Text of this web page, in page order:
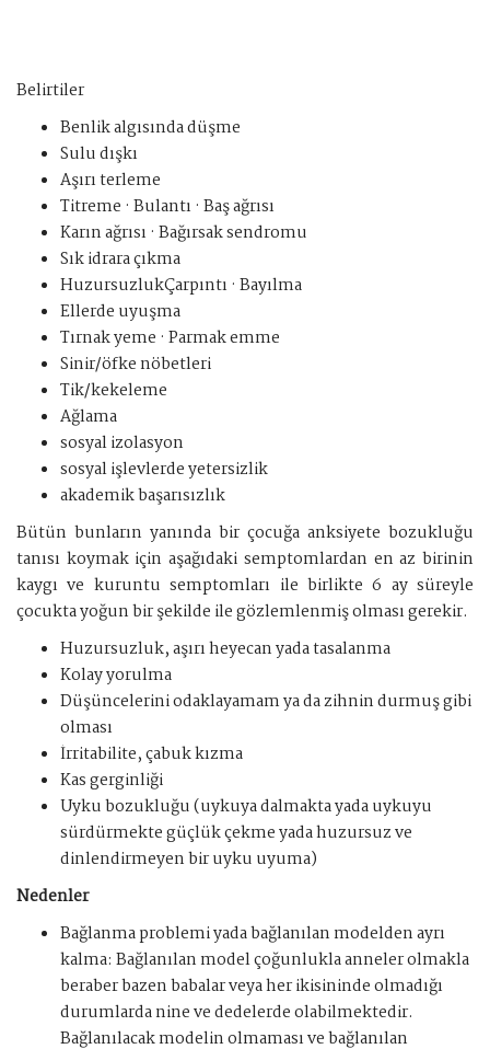
Belirtiler
Benlik algısında düşme
Sulu dışkı
Aşırı terleme
Titreme · Bulantı · Baş ağrısı
Karın ağrısı · Bağırsak sendromu
Sık idrara çıkma
HuzursuzlukÇarpıntı · Bayılma
Ellerde uyuşma
Tırnak yeme · Parmak emme
Sinir/öfke nöbetleri
Tik/kekeleme
Ağlama
sosyal izolasyon
sosyal işlevlerde yetersizlik
akademik başarısızlık
Bütün bunların yanında bir çocuğa anksiyete bozukluğu
tanısı koymak için aşağıdaki semptomlardan en az birinin
kaygı ve kuruntu semptomları ile birlikte 6 ay süreyle
çocukta yoğun bir şekilde ile gözlemlenmiş olması gerekir.
Huzursuzluk, aşırı heyecan yada tasalanma
Kolay yorulma
Düşüncelerini odaklayamam ya da zihnin durmuş gibi
olması
İrritabilite, çabuk kızma
Kas gerginliği
Uyku bozukluğu (uykuya dalmakta yada uykuyu
sürdürmekte güçlük çekme yada huzursuz ve
dinlendirmeyen bir uyku uyuma)
Nedenler
Bağlanma problemi yada bağlanılan modelden ayrı
kalma: Bağlanılan model çoğunlukla anneler olmakla
beraber bazen babalar veya her ikisininde olmadığı
durumlarda nine ve dedelerde olabilmektedir.
Bağlanılacak modelin olmaması ve bağlanılan